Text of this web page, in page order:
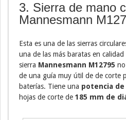
3. Sierra de mano
Mannesmann
Esta es una de las sierras
una de las más baratas en calidad
sierra Mannesmann M12795
de una guía muy útil de de corte
baterías. Tiene una potencia de
hojas de corte de 185 mm de